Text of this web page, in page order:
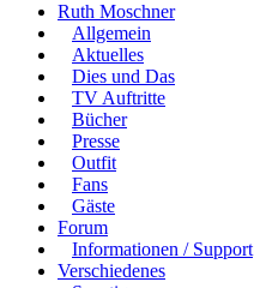
Ruth Moschner
Allgemein
Aktuelles
Dies und Das
TV Auftritte
Bücher
Presse
Outfit
Fans
Gäste
Forum
Informationen / Support
Verschiedenes